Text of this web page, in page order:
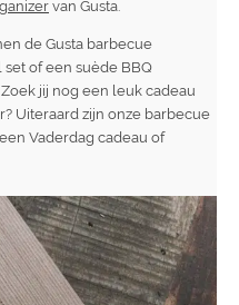
van Gusta.
de Gusta barbecue
of een suède BBQ
jij nog een leuk cadeau
Uiteraard zijn onze barbecue
Vaderdag cadeau of